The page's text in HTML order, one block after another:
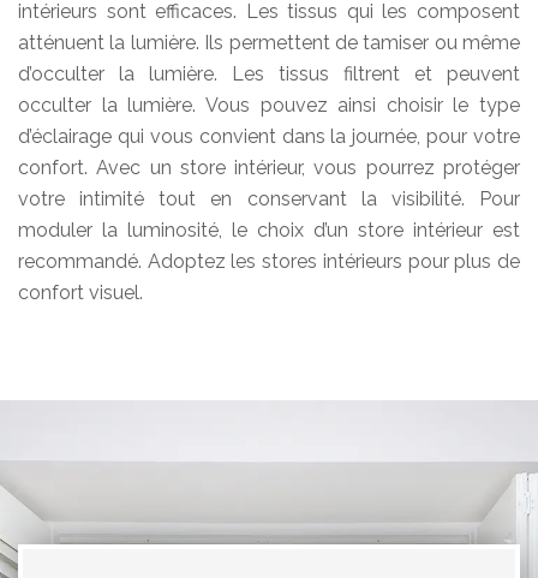
intérieurs sont efficaces. Les tissus qui les composent
atténuent la lumière. Ils permettent de tamiser ou même
d’occulter la lumière. Les tissus filtrent et peuvent
occulter la lumière. Vous pouvez ainsi choisir le type
d’éclairage qui vous convient dans la journée, pour votre
confort. Avec un store intérieur, vous pourrez protéger
votre intimité tout en conservant la visibilité. Pour
moduler la luminosité, le choix d’un store intérieur est
recommandé. Adoptez les stores intérieurs pour plus de
confort visuel.